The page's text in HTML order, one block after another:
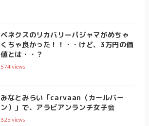
ベネクスのリカバリーパジャマがめちゃ
くちゃ良かった！！・・けど、3万円の価
値とは・・？
574views
みなとみらい「carvaan（カールバー
ン）」で、アラビアンランチ女子会
325views